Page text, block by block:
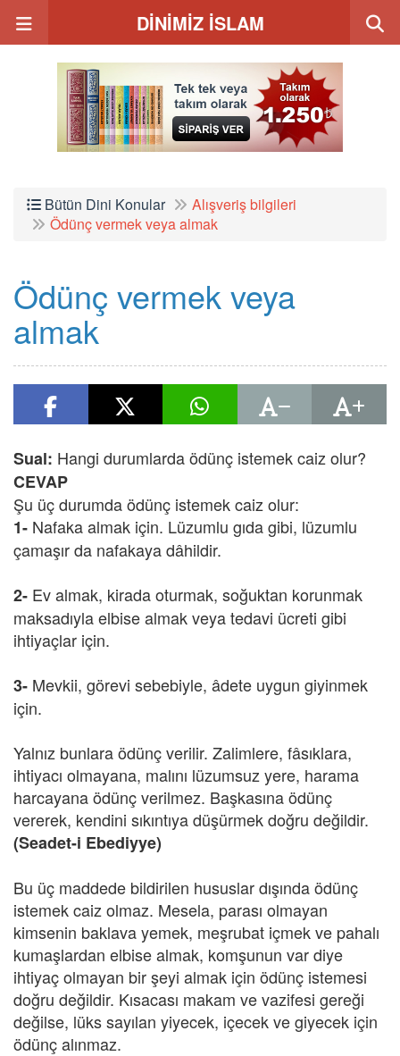
DİNİMİZ İSLAM
Bütün Dini Konular
Alışveriş bilgileri
Ödünç vermek veya almak
Ödünç vermek veya
almak
Sual: Hangi durumlarda ödünç istemek caiz olur?
CEVAP
Şu üç durumda ödünç istemek caiz olur:
1- Nafaka almak için. Lüzumlu gıda gibi, lüzumlu
çamaşır da nafakaya dâhildir.
2- Ev almak, kirada oturmak, soğuktan korunmak
maksadıyla elbise almak veya tedavi ücreti gibi
ihtiyaçlar için.
3- Mevkii, görevi sebebiyle, âdete uygun giyinmek
için.
Yalnız bunlara ödünç verilir. Zalimlere, fâsıklara,
ihtiyacı olmayana, malını lüzumsuz yere, harama
harcayana ödünç verilmez. Başkasına ödünç
vererek, kendini sıkıntıya düşürmek doğru değildir.
(Seadet-i Ebediyye)
Bu üç maddede bildirilen hususlar dışında ödünç
istemek caiz olmaz. Mesela, parası olmayan
kimsenin baklava yemek, meşrubat içmek ve pahalı
kumaşlardan elbise almak, komşunun var diye
ihtiyaç olmayan bir şeyi almak için ödünç istemesi
doğru değildir. Kısacası makam ve vazifesi gereği
değilse, lüks sayılan yiyecek, içecek ve giyecek için
ödünç alınmaz.